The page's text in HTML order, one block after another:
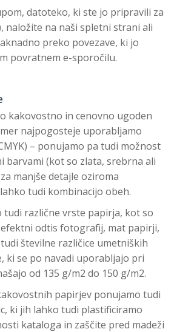
datoteko, ki ste jo pripravili za
naložite na naši spletni strani ali
preko povezave, ki jo
povratnem e-sporočilu.
kakovostno in cenovno ugoden
najpogosteje uporabljamo
– ponujamo pa tudi možnost
barvami (kot so zlata, srebrna ali
manjše detajle oziroma
tudi kombinacijo obeh.
različne vrste papirja, kot so
odtis fotografij, mat papirji,
številne različice umetniških
ki se po navadi uporabljajo pri
od 135 g/m2 do 150 g/m2.
papirjev ponujamo tudi
ki jih lahko tudi plastificiramo
kataloga in zaščite pred madeži